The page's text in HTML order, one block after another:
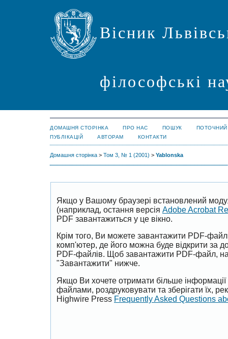
Вісник
філософські
ДОМАШНЯ СТОРІНКА ПРО НАС ПОШУК
ПОТОЧНИЙ
ПУБЛІКАЦІЙ
АВТОРАМ КОНТАКТИ
Домашня сторінка > Том 3, № 1 (2001) > Yablonska
Якщо у Вашому браузері встановлений
(наприклад, остання версія Adobe Acrobat
PDF завантажиться у це вікно.
Крім того, Ви можете завантажити PDF-
комп'ютер, де його можна буде відкрити за
PDF-файлів. Щоб завантажити PDF-файл,
"Завантажити" нижче.
Якщо Ви хочете отримати більше
файлами, роздруковувати та зберігати їх,
Highwire Press Frequently Asked Questions